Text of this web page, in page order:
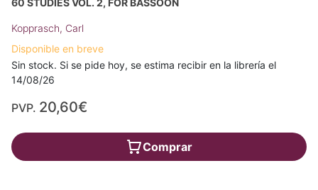
60 STUDIES VOL. 2, FOR BASSOON
Kopprasch, Carl
Disponible en breve
Sin stock. Si se pide hoy, se estima recibir en la librería el
14/08/26
PVP. 20,60€
Comprar